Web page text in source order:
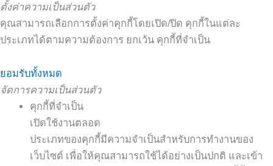
ตั้งค่าความเป็นส่วนตัว
คุณสามารถเลือกการตั้งค่าคุกกี้โดยเปิด/ปิด คุกกี้ในแต่ละ
ประเภทได้ตามความต้องการ ยกเว้น คุกกี้ที่จำเป็น
ยอมรับทั้งหมด
จัดการความเป็นส่วนตัว
คุกกี้ที่จำเป็น
เปิดใช้งานตลอด
ประเภทของคุกกี้มีความจำเป็นสำหรับการทำงานของ
เว็บไซต์ เพื่อให้คุณสามารถใช้ได้อย่างเป็นปกติ และเข้า